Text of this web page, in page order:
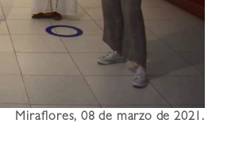
Miraflores, 08 de marzo de 2021.